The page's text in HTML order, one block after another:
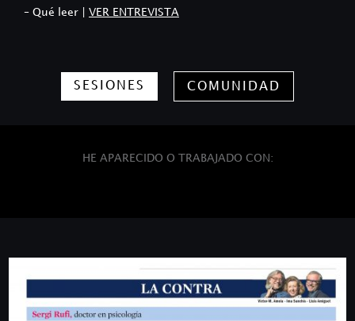
– Qué leer | VER ENTREVISTA
SESIONES COMUNIDAD
HE APARECIDO O TRABAJADO CON: